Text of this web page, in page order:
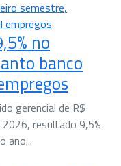
no
banco
gerencial de R$
resultado 9,5%
ano...